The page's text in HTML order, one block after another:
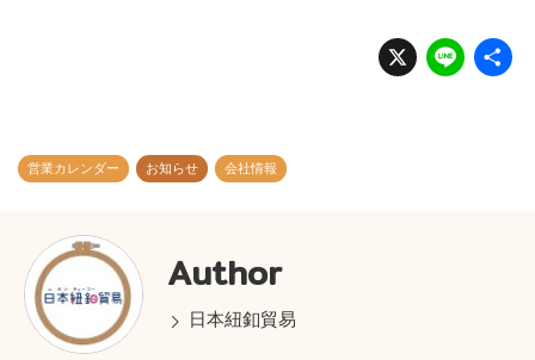
X Li
n
営業カレンダー お知らせ 会社情報
Author
日本紐釦貿易